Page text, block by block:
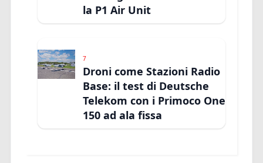
la P1 Air Unit
7
Droni come Stazioni Radio
Base: il test di Deutsche
Telekom con i Primoco One
150 ad ala fissa